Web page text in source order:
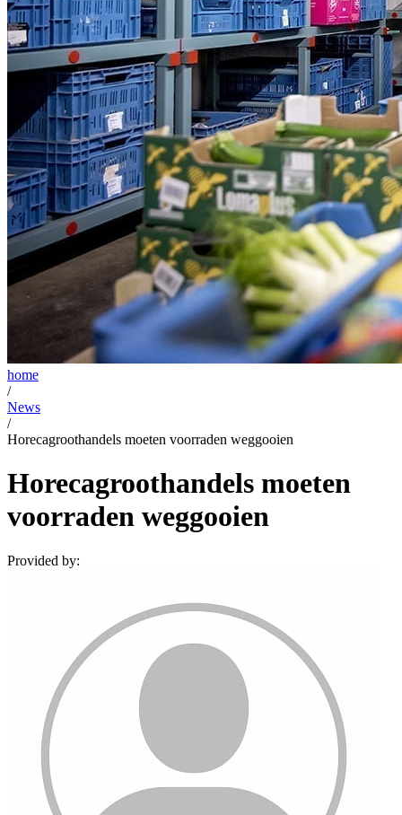
home
/
News
/
Horecagroothandels moeten voorraden weggooien
Horecagroothandels moeten
voorraden weggooien
Provided by: